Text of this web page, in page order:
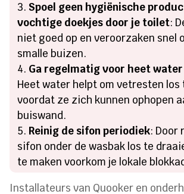
Spoel geen hygiënische
vochtige doekjes door je toilet:
niet goed op en veroorzaken snel
smalle buizen.
Ga regelmatig voor heet
Heet water helpt om vetresten los
voordat ze zich kunnen ophopen
buiswand.
Reinig de sifon periodiek: Door
sifon onder de wasbak los te
te maken voorkom je lokale
Installateurs van Quooker en